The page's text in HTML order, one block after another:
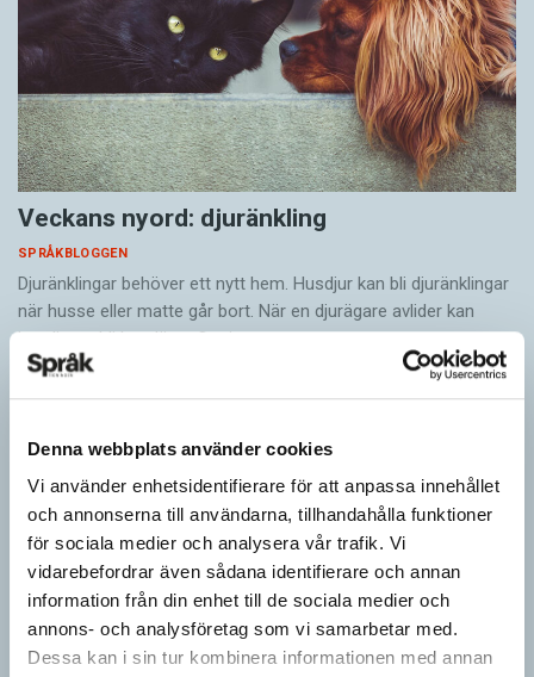
Denna webbplats använder cookies
Vi använder enhetsidentifierare för att anpassa innehållet
och annonserna till användarna, tillhandahålla funktioner
för sociala medier och analysera vår trafik. Vi
vidarebefordrar även sådana identifierare och annan
information från din enhet till de sociala medier och
annons- och analysföretag som vi samarbetar med.
Dessa kan i sin tur kombinera informationen med annan
Veckans nyord: djuränkling
SPRÅKBLOGGEN
Djuränklingar behöver ett nytt hem. Husdjur kan bli djuränklingar
när husse eller matte går bort. När en djurägare avlider kan
husdjuren bli hemlösa. Om ingen…